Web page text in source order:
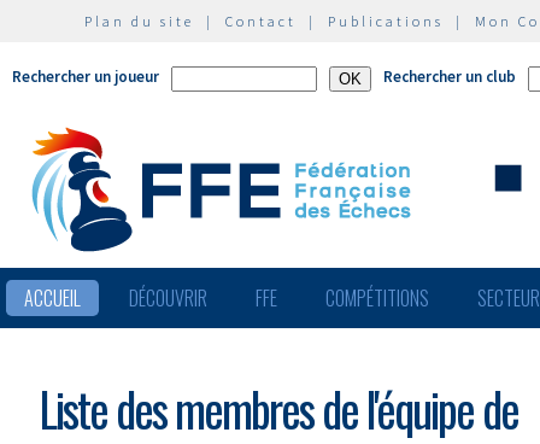
Plan du site | Contact | Publications | Mon
Rechercher un joueur Rechercher un club
ACCUEIL DÉCOUVRIR FFE COMPÉTITIONS
Liste des membres de l'équipe de